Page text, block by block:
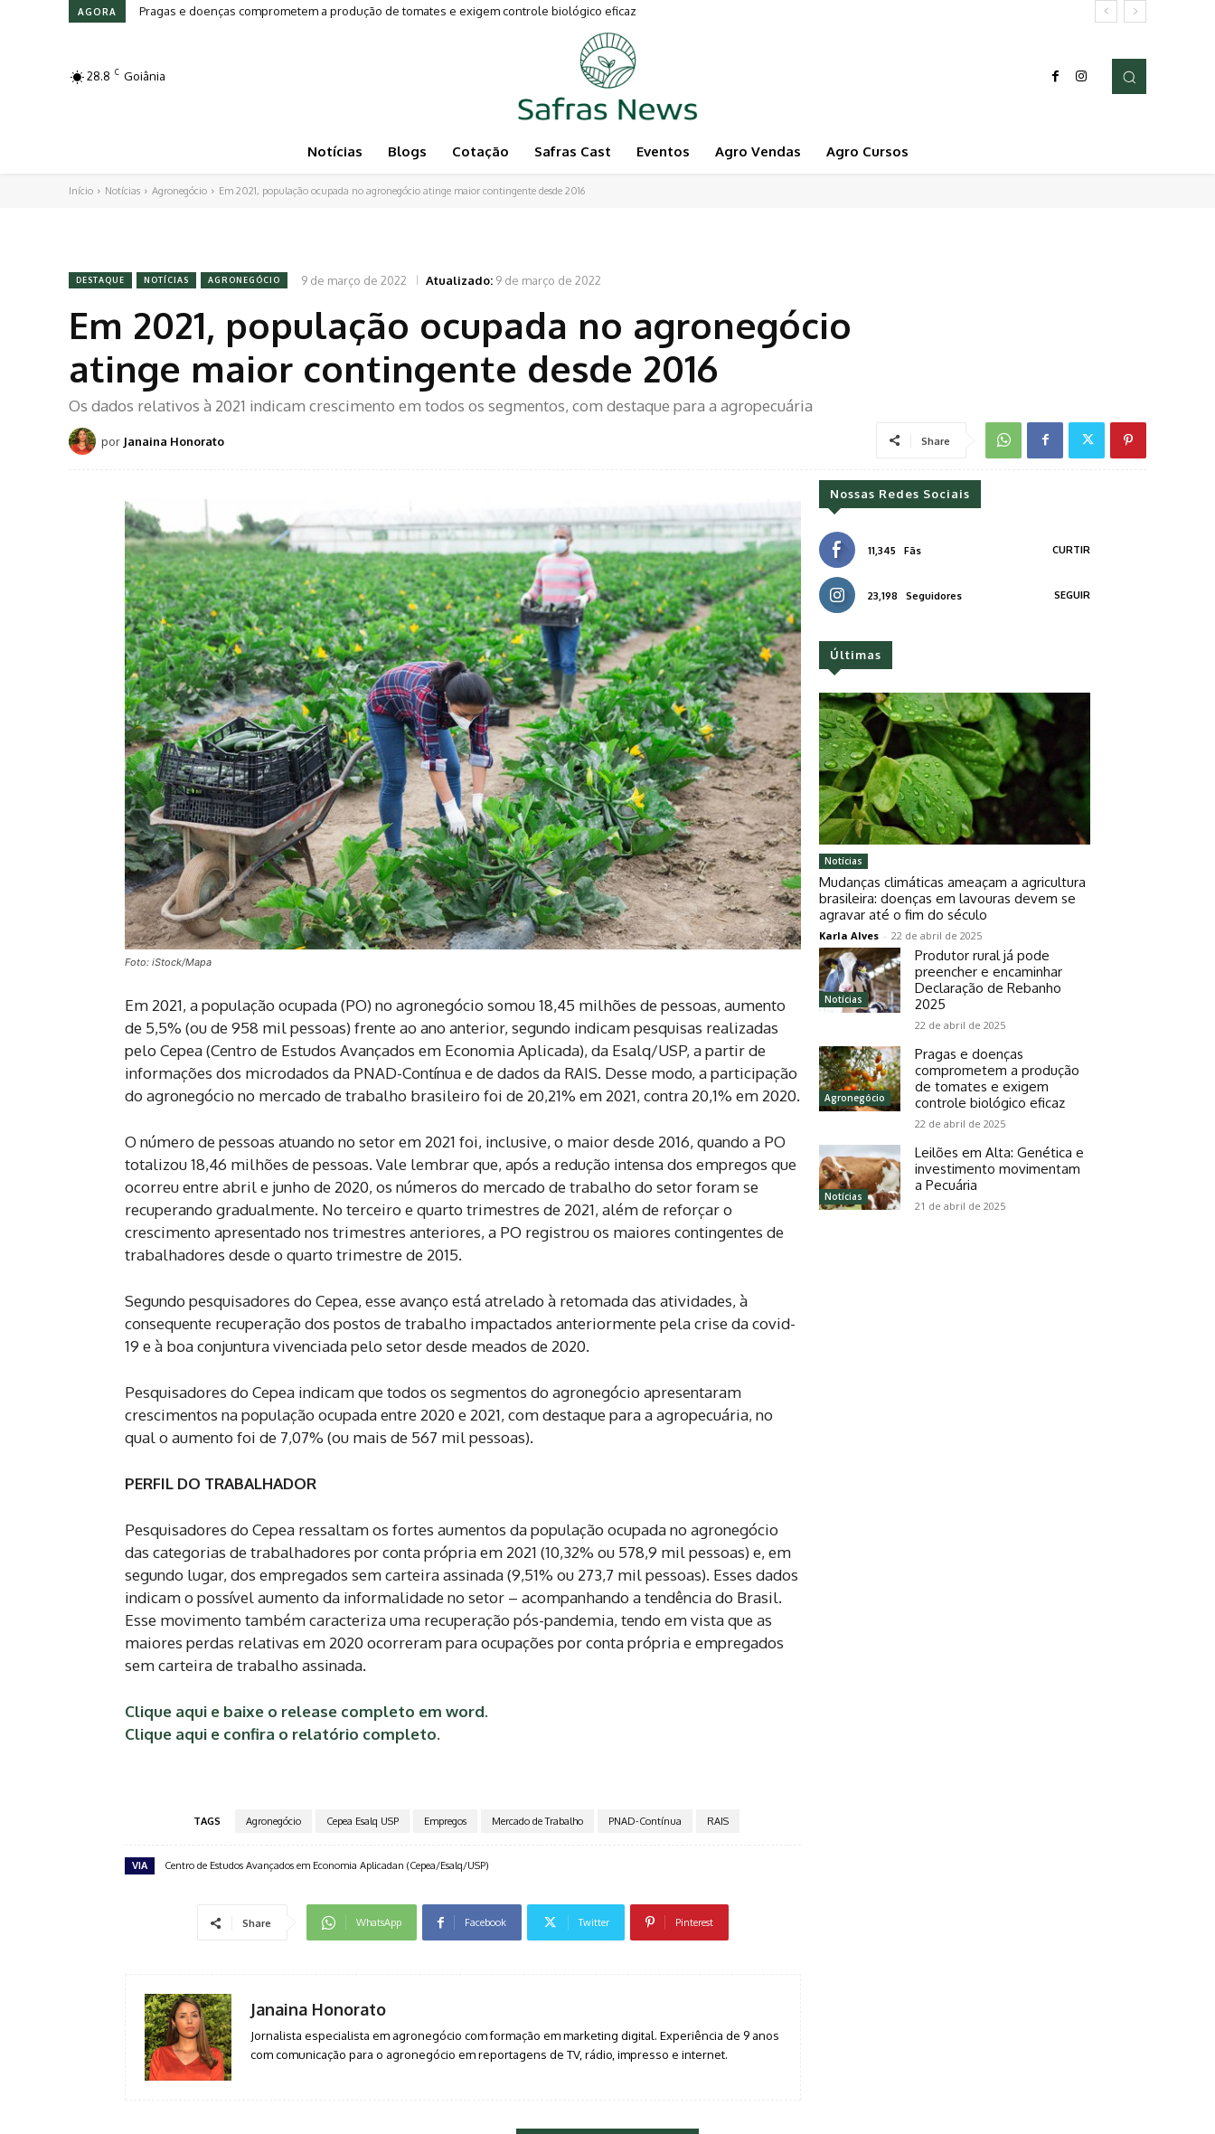
AGORA Pragas e doenças comprometem a produção de tomates e exigem controle biológico eficaz
Leilões em Alta: Genética e investimento movimentam a Pecuária
28.8 C Goiânia
Notícias Blogs Cotação Safras Cast Eventos Agro Vendas Agro Cursos
Início Notícias Agronegócio Em 2021, população ocupada no agronegócio atinge maior contingente desde 2016
DESTAQUE NOTÍCIAS AGRONEGÓCIO 9 de março de 2022 Atualizado: 9 de março de 2022
Em 2021, população ocupada no agronegócio
atinge maior contingente desde 2016
Os dados relativos à 2021 indicam crescimento em todos os segmentos, com destaque para a agropecuária
por Janaina Honorato Share
Foto: iStock/Mapa
Em 2021, a população ocupada (PO) no agronegócio somou 18,45 milhões de pessoas, aumento
de 5,5% (ou de 958 mil pessoas) frente ao ano anterior, segundo indicam pesquisas realizadas
pelo Cepea (Centro de Estudos Avançados em Economia Aplicada), da Esalq/USP, a partir de
informações dos microdados da PNAD-Contínua e de dados da RAIS. Desse modo, a participação
do agronegócio no mercado de trabalho brasileiro foi de 20,21% em 2021, contra 20,1% em 2020.
O número de pessoas atuando no setor em 2021 foi, inclusive, o maior desde 2016, quando a PO
totalizou 18,46 milhões de pessoas. Vale lembrar que, após a redução intensa dos empregos que
ocorreu entre abril e junho de 2020, os números do mercado de trabalho do setor foram se
recuperando gradualmente. No terceiro e quarto trimestres de 2021, além de reforçar o
crescimento apresentado nos trimestres anteriores, a PO registrou os maiores contingentes de
trabalhadores desde o quarto trimestre de 2015.
Segundo pesquisadores do Cepea, esse avanço está atrelado à retomada das atividades, à
consequente recuperação dos postos de trabalho impactados anteriormente pela crise da covid-
19 e à boa conjuntura vivenciada pelo setor desde meados de 2020.
Pesquisadores do Cepea indicam que todos os segmentos do agronegócio apresentaram
crescimentos na população ocupada entre 2020 e 2021, com destaque para a agropecuária, no
qual o aumento foi de 7,07% (ou mais de 567 mil pessoas).
PERFIL DO TRABALHADOR
Pesquisadores do Cepea ressaltam os fortes aumentos da população ocupada no agronegócio
das categorias de trabalhadores por conta própria em 2021 (10,32% ou 578,9 mil pessoas) e, em
segundo lugar, dos empregados sem carteira assinada (9,51% ou 273,7 mil pessoas). Esses dados
indicam o possível aumento da informalidade no setor – acompanhando a tendência do Brasil.
Esse movimento também caracteriza uma recuperação pós-pandemia, tendo em vista que as
maiores perdas relativas em 2020 ocorreram para ocupações por conta própria e empregados
sem carteira de trabalho assinada.
Clique aqui e baixe o release completo em word.
Clique aqui e confira o relatório completo.
TAGS Agronegócio Cepea Esalq USP Empregos Mercado de Trabalho PNAD-Contínua RAIS
VIA Centro de Estudos Avançados em Economia Aplicadan (Cepea/Esalq/USP)
Share WhatsApp Facebook Twitter Pinterest
Janaina Honorato
Jornalista especialista em agronegócio com formação em marketing digital. Experiência de 9 anos
com comunicação para o agronegócio em reportagens de TV, rádio, impresso e internet.
Nossas Redes Sociais
11,345 Fãs CURTIR
23,198 Seguidores SEGUIR
Últimas
Notícias
Mudanças climáticas ameaçam a agricultura
brasileira: doenças em lavouras devem se
agravar até o fim do século
Karla Alves - 22 de abril de 2025
Notícias
Produtor rural já pode
preencher e encaminhar
Declaração de Rebanho
2025
22 de abril de 2025
Agronegócio
Pragas e doenças
comprometem a produção
de tomates e exigem
controle biológico eficaz
22 de abril de 2025
Notícias
Leilões em Alta: Genética e
investimento movimentam
a Pecuária
21 de abril de 2025